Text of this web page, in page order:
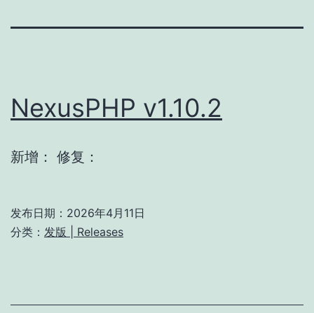
NexusPHP v1.10.2
新增： 修复：
发布日期： 2026年4月11日
分类： 发版 | Releases